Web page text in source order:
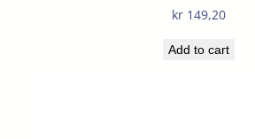
kr149,20
Add to cart